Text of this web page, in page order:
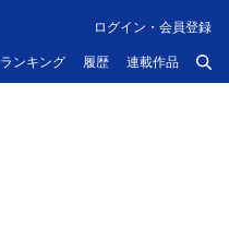
ランキング 履歴 連載作品
ログイン・会員登録